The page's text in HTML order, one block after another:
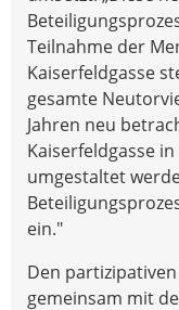
Teilnahme der
Kaiserfeldgasse
gesamte
Jahren neu
Kaiserfeldgasse
umgestaltet
ein."
Den
gemeinsam mit